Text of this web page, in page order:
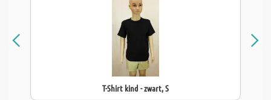
T-Shirt kind - zwart, S